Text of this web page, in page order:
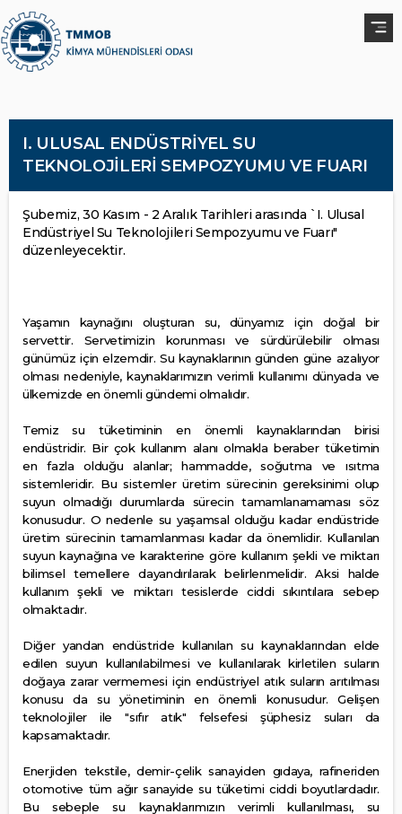
I. ULUSAL ENDÜSTRİYEL SU
TEKNOLOJİLERİ SEMPOZYUMU VE FUARI
Şubemiz, 30 Kasım - 2 Aralık Tarihleri arasında `I. Ulusal
Endüstriyel Su Teknolojileri Sempozyumu ve Fuarı"
düzenleyecektir.
Yaşamın kaynağını oluşturan su, dünyamız için doğal bir
servettir. Servetimizin korunması ve sürdürülebilir olması
günümüz için elzemdir. Su kaynaklarının günden güne azalıyor
olması nedeniyle, kaynaklarımızın verimli kullanımı dünyada ve
ülkemizde en önemli gündemi olmalıdır.
Temiz su tüketiminin en önemli kaynaklarından birisi
endüstridir. Bir çok kullanım alanı olmakla beraber tüketimin
en fazla olduğu alanlar; hammadde, soğutma ve ısıtma
sistemleridir. Bu sistemler üretim sürecinin gereksinimi olup
suyun olmadığı durumlarda sürecin tamamlanamaması söz
konusudur. O nedenle su yaşamsal olduğu kadar endüstride
üretim sürecinin tamamlanması kadar da önemlidir. Kullanılan
suyun kaynağına ve karakterine göre kullanım şekli ve miktarı
bilimsel temellere dayandırılarak belirlenmelidir. Aksi halde
kullanım şekli ve miktarı tesislerde ciddi sıkıntılara sebep
olmaktadır.
Diğer yandan endüstride kullanılan su kaynaklarından elde
edilen suyun kullanılabilmesi ve kullanılarak kirletilen suların
doğaya zarar vermemesi için endüstriyel atık suların arıtılması
konusu da su yönetiminin en önemli konusudur. Gelişen
teknolojiler ile "sıfır atık" felsefesi şüphesiz suları da
kapsamaktadır.
Enerjiden tekstile, demir-çelik sanayiden gıdaya, rafineriden
otomotive tüm ağır sanayide su tüketimi ciddi boyutlardadır.
Bu sebeple su kaynaklarımızın verimli kullanılması, su